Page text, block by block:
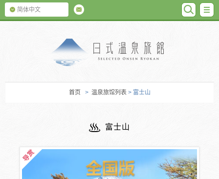
简体中文
首页 > 温泉旅馆列表 > 富士山
富士山